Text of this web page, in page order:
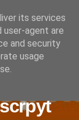
its services
user-agent are
and security
usage